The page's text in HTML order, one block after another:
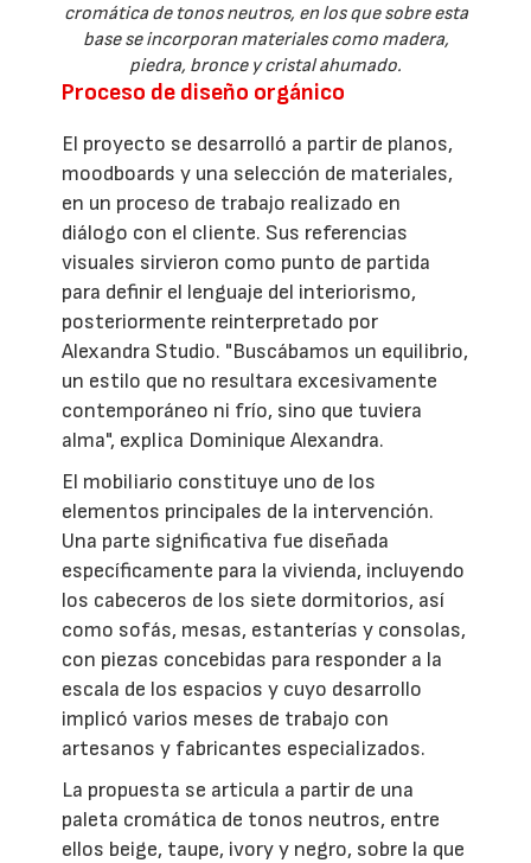
cromática de tonos neutros, en los que sobre esta
base se incorporan materiales como madera,
piedra, bronce y cristal ahumado.
Proceso de diseño orgánico
El proyecto se desarrolló a partir de planos,
moodboards y una selección de materiales,
en un proceso de trabajo realizado en
diálogo con el cliente. Sus referencias
visuales sirvieron como punto de partida
para definir el lenguaje del interiorismo,
posteriormente reinterpretado por
Alexandra Studio. "Buscábamos un equilibrio,
un estilo que no resultara excesivamente
contemporáneo ni frío, sino que tuviera
alma", explica Dominique Alexandra.
El mobiliario constituye uno de los
elementos principales de la intervención.
Una parte significativa fue diseñada
específicamente para la vivienda, incluyendo
los cabeceros de los siete dormitorios, así
como sofás, mesas, estanterías y consolas,
con piezas concebidas para responder a la
escala de los espacios y cuyo desarrollo
implicó varios meses de trabajo con
artesanos y fabricantes especializados.
La propuesta se articula a partir de una
paleta cromática de tonos neutros, entre
ellos beige, taupe, ivory y negro, sobre la que